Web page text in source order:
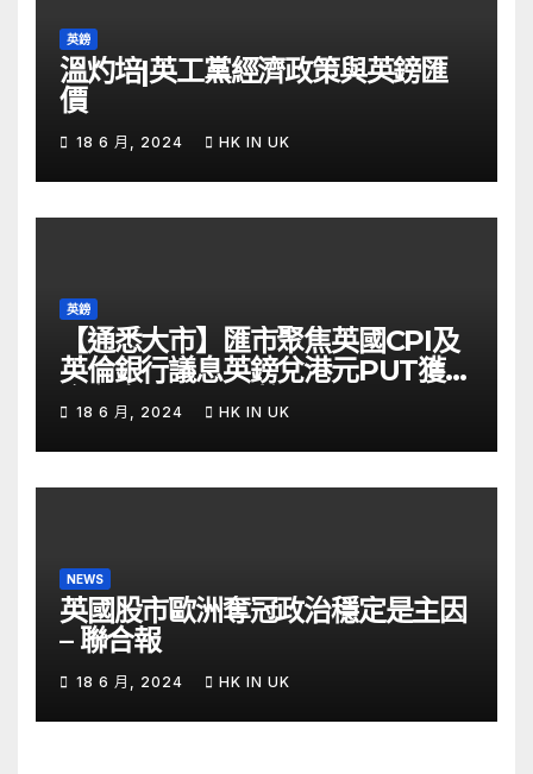
英鎊
溫灼培|英工黨經濟政策與英鎊匯
價
18 6 月, 2024 HK IN UK
英鎊
【通悉大市】匯市聚焦英國CPI及
英倫銀行議息英鎊兌港元PUT獲資
金留意 – Now 財經
18 6 月, 2024 HK IN UK
NEWS
英國股市歐洲奪冠政治穩定是主因
– 聯合報
18 6 月, 2024 HK IN UK